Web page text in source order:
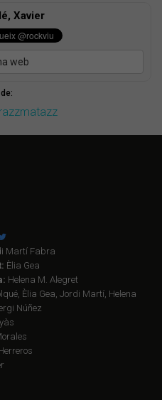
Xavier
web
razzmatazz
Martí Fabra
Èlia Gea
Helena M. Alegret
Èlia Gea, Jordi Martí, Helena
Núñez